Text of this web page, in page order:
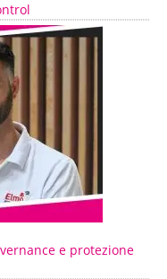
e protezione